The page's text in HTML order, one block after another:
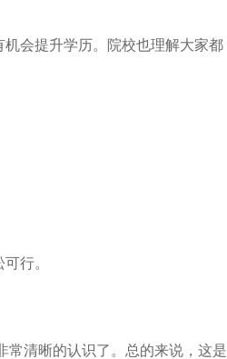
会提升学历。院校也理解大家都
行。
常清晰的认识了。总的来说，这是